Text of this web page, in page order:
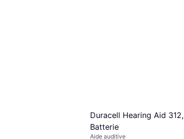
Duracell Hearing Aid 312,
Batterie
Aide auditive